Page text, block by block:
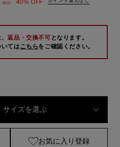
（税込） 40% OFF
、返品・交換不可 となります。
てはこちらをご確認ください。
サイズを選ぶ
お気に入り登録